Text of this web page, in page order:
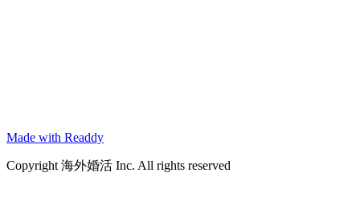
Made with Readdy
Copyright 海外婚活 Inc. All rights reserved